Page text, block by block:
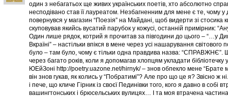
один з небагатьох ще живих українських поетів, хто абсолютно
несподівано став її лауреатом. Незбагненним для мене є те, чому
повернувся у магазин “Поезія” на Майдані, щоб видерти зі стосика
скуповував якийсь вусатий парубок у кожусі, останній примірник:
Один лише рядок, котрий я прочитав за півгодини до цього – “…у
Вкраїні” – настільки впікся в мене через усі нашарування світового
було – там було, чому є тільки одна правдива назва: “СПРАВЖНЄ”.
через багато років, коли я допомагав хлопцям укладати бібліотечку
ЮЕйЗоні http://poetry.uazone.net/hirnyk/ – знов обпекло мене “Брате
він знов гукав, як колись у “Побратимі”? Але про що це я? Звісно ж
і пече, що кличе Гірник із своєї Пединівки того, кого я давно в собі
вашингтонських і брюсельських вулицях… І та моя втрачена